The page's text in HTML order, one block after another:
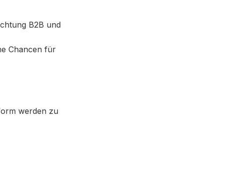
B2B und
Chancen für
werden zu